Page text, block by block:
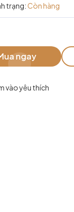
trạng:Còn hàng
ngay
vào yêu thích